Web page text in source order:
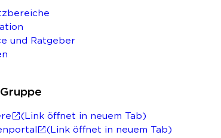
und Ratgeber
(Link öffnet in neuem Tab)
(Link öffnet in neuem Tab)